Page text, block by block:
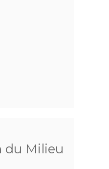
du Milieu